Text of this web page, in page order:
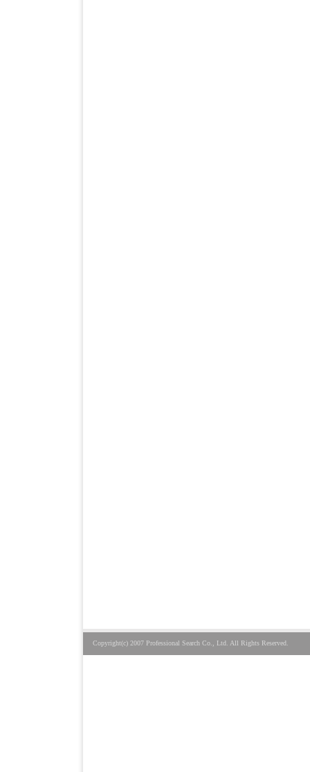
Copyright(c) 2007 Professional Search Co., Ltd. All Rights Reserved.